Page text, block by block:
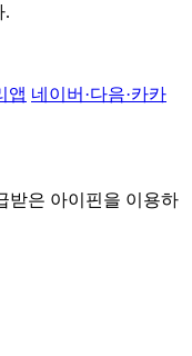
.
앱 네이버·다음·카카
받은 아이핀을 이용하